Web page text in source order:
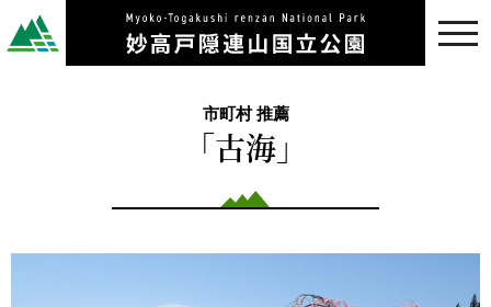
市町村 推薦
「古海」